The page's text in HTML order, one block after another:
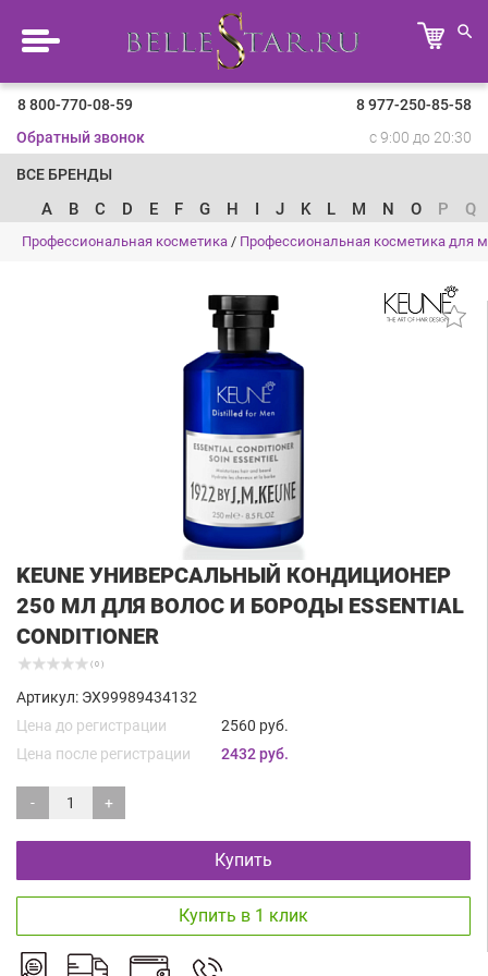
8 800-770-08-59
8 977-250-85-58
Обратный звонок
с 9:00 до 20:30
ВСЕ БРЕНДЫ
A B C D E F G H I J K L M N O P Q
Профессиональная косметика / Профессиональная косметика для
KEUNE УНИВЕРСАЛЬНЫЙ КОНДИЦИОНЕР
250 МЛ ДЛЯ ВОЛОС И БОРОДЫ ESSENTIAL
CONDITIONER
( 0 )
Артикул: ЭХ99989434132
Цена до регистрации
2560 руб.
Цена после регистрации
2432 руб.
- +
Купить
Купить в 1 клик